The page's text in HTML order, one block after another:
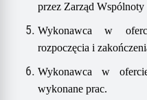
przez Zarząd
Wykonawca w
rozpoczęcia i
Wykonawca w
wykonane prac.